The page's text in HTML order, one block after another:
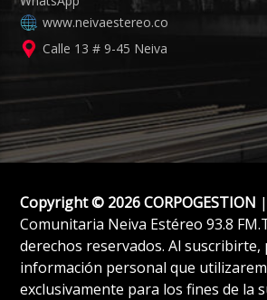
www.neivaestereo.co
Calle 13 # 9-45 Neiva
Copyright © 2026 CORPOGESTION
Comunitaria Neiva Estéreo 93.8
derechos reservados. Al
información personal que
exclusivamente para los fines de la